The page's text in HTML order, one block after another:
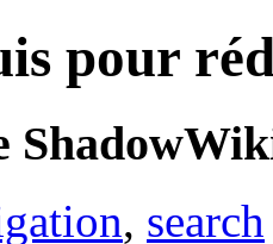
pour
, search